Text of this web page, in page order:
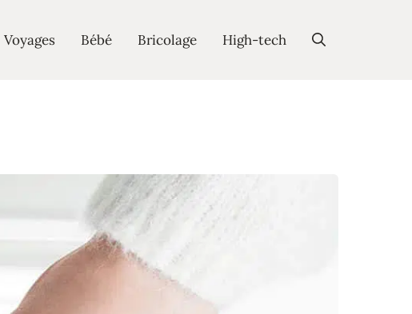
Voyages Bébé Bricolage High-tech